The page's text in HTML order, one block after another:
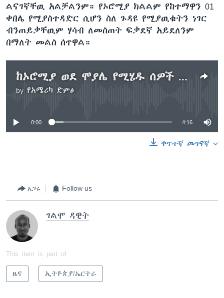
ልናገኛቸዉ አልቻልንም። የኦሮሚያ ክልልም የከተማዋን 01
ቀበሌ የሚያስተዳድር ሲሆን ስለ ጉዳዩ የሚያዉቁትን ነገር
ብንጠይቃቸዉም ሃሳብ ለመስጠት ፍቃደኛ አይደለንም
በማለት መልስ ሰጥዋል።
ከኦሮሚያ ወደ ሞያሌ የሚሄዱ ሰዎች በሶማሌ ክልላዊ መንግስት ፖሊስ እሥራትና እንግልት እየደረሰብን ነዉ ይላሉ
by የአሜሪካ ድምፅ
No media source currently available
0:00 4:16
ቀጥተኛ መገናኛ
አጋሩ Follow us
ገልሞ ዳዊት
This item is part of
ዜና ኢትዮጵያ/ኤርትራ